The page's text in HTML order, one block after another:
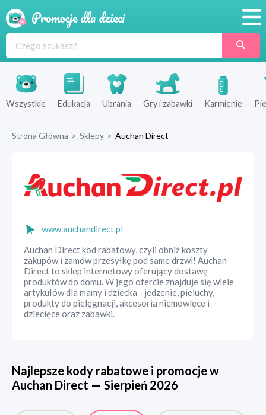
Produkty
Sklepy
Wszystkie Edukacja Ubrania Gry i zabawki Karmienie
Strona Główna > Sklepy > Auchan Direct
www.auchandirect.pl
Auchan Direct kod rabatowy, czyli obniż koszty
zakupów i zamów przesyłkę pod same drzwi! Auchan
Direct to sklep internetowy oferujący dostawę
produktów do domu. W jego ofercie znajduje się wiele
artykułów dla mamy i dziecka - jedzenie, pieluchy,
produkty do pielęgnacji, akcesoria niemowlęce i
dziecięce oraz zabawki.
Najlepsze kody rabatowe i promocje w
Auchan Direct — Sierpień 2026